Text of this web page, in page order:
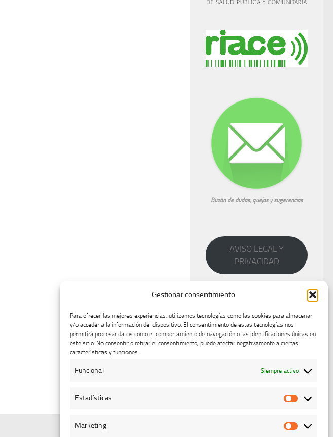
Gestionar consentimiento
Para ofrecer las mejores experiencias, utilizamos tecnologías como las cookies para almacenar
y/o acceder a la información del dispositivo. El consentimiento de estas tecnologías nos
permitirá procesar datos como el comportamiento de navegación o las identificaciones únicas en
este sitio. No consentir o retirar el consentimiento, puede afectar negativamente a ciertas
características y funciones.
Funcional Siempre activo
Estadísticas
Marketing
Marketing
Buzón de dudas, quejas y sugerencias
AVISO LEGAL Y
PRIVACIDAD